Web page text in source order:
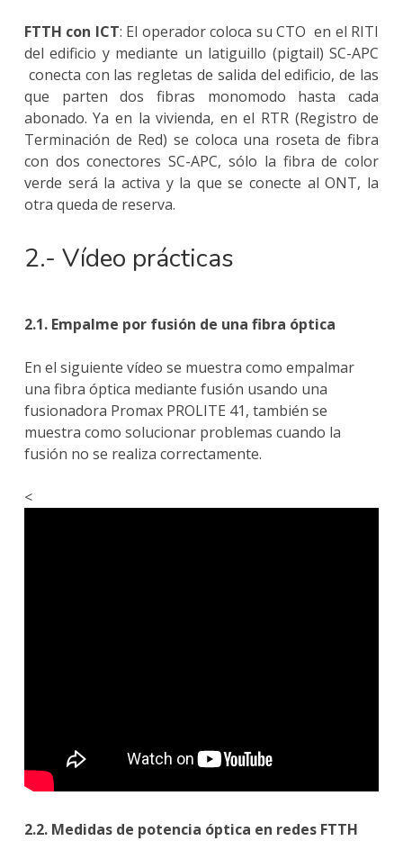
FTTH con ICT: El operador coloca su CTO en el RITI
del edificio y mediante un latiguillo (pigtail) SC-APC
conecta con las regletas de salida del edificio, de las
que parten dos fibras monomodo hasta cada
abonado. Ya en la vivienda, en el RTR (Registro de
Terminación de Red) se coloca una roseta de fibra
con dos conectores SC-APC, sólo la fibra de color
verde será la activa y la que se conecte al ONT, la
otra queda de reserva.
2.- Vídeo prácticas
2.1. Empalme por fusión de una fibra óptica
En el siguiente vídeo se muestra como empalmar
una fibra óptica mediante fusión usando una
fusionadora Promax PROLITE 41, también se
muestra como solucionar problemas cuando la
fusión no se realiza correctamente.
<
2.2. Medidas de potencia óptica en redes FTTH